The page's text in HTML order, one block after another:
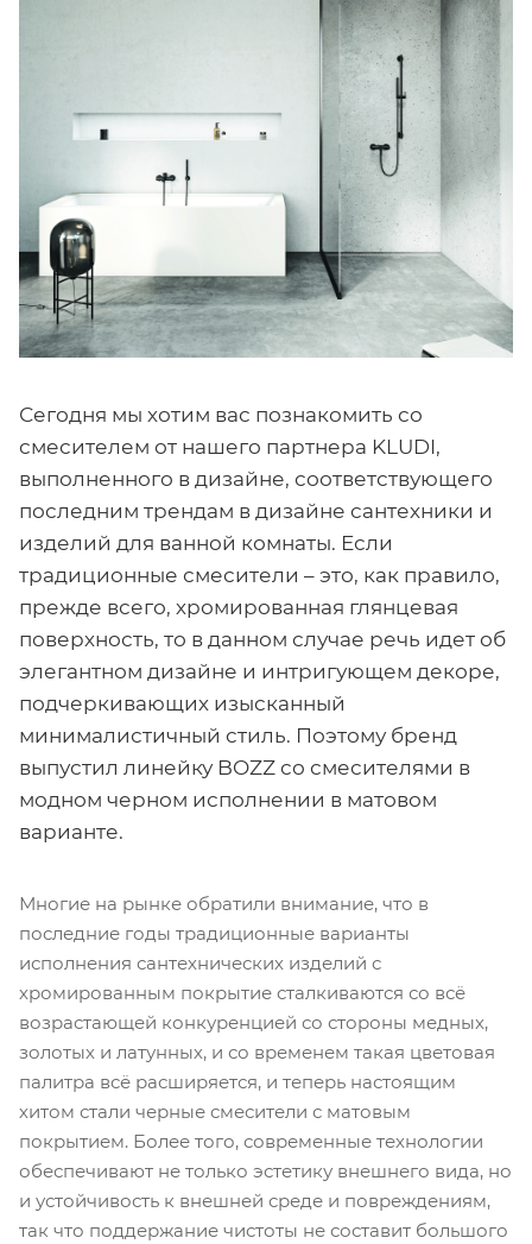
Сегодня мы хотим вас познакомить со
смесителем от нашего партнера KLUDI,
выполненного в дизайне, соответствующего
последним трендам в дизайне сантехники и
изделий для ванной комнаты. Если
традиционные смесители – это, как правило,
прежде всего, хромированная глянцевая
поверхность, то в данном случае речь идет об
элегантном дизайне и интригующем декоре,
подчеркивающих изысканный
минималистичный стиль. Поэтому бренд
выпустил линейку BOZZ со смесителями в
модном черном исполнении в матовом
варианте.
Многие на рынке обратили внимание, что в
последние годы традиционные варианты
исполнения сантехнических изделий с
хромированным покрытие сталкиваются со всё
возрастающей конкуренцией со стороны медных,
золотых и латунных, и со временем такая цветовая
палитра всё расширяется, и теперь настоящим
хитом стали черные смесители с матовым
покрытием. Более того, современные технологии
обеспечивают не только эстетику внешнего вида, но
и устойчивость к внешней среде и повреждениям,
так что поддержание чистоты не составит большого